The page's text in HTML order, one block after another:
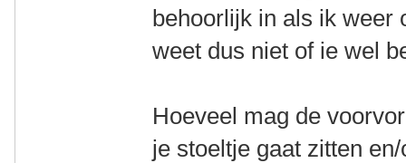
behoorlijk in als ik weer
weet dus niet of ie wel
Hoeveel mag de
je stoeltje gaat zitten